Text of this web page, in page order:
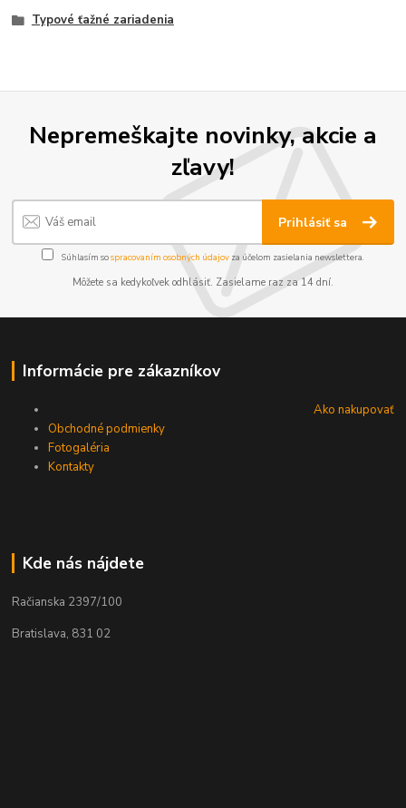
Typové ťažné zariadenia
Nepremeškajte novinky, akcie a
zľavy!
Prihlásiť sa
Súhlasím sospracovaním osobných údajov za účelom zasielania newslettera.
Môžete sa kedykoľvek odhlásiť. Zasielame raz za 14 dní.
Informácie pre zákazníkov
Ako nakupovať
Obchodné podmienky
Fotogaléria
Kontakty
Kde nás nájdete
Račianska 2397/100
Bratislava, 831 02